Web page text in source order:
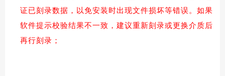
证已刻录数据，以免安装时出现文件损坏等错误。如果
软件提示校验结果不一致，建议重新刻录或更换介质后
再行刻录；